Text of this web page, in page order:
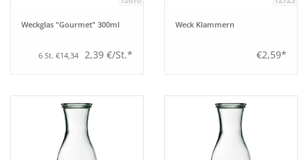
Weckglas "Gourmet" 300ml
6 St. €14,34 2,39 €/St.*
Weck Klammern
€2,59*